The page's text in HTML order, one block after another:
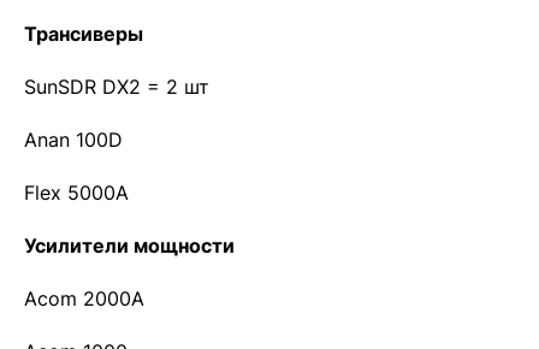
Трансиверы
SunSDR DX2 = 2 шт
Anan 100D
Flex 5000A
Усилители мощности
Acom 2000A